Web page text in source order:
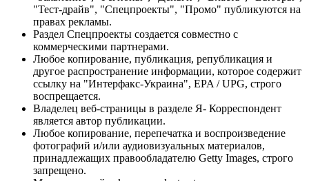
"Тест-драйв", "Спецпроекты", "Промо" публикуются на
правах рекламы.
Раздел Спецпроекты создается совместно с
коммерческими партнерами.
Любое копирование, публикация, републикация и
другое распространение информации, которое содержит
ссылку на "Интерфакс-Украина", EPA / UPG, строго
воспрещается.
Владелец веб-страницы в разделе Я- Корреспондент
является автор публикации.
Любое копирование, перепечатка и воспроизведение
фотографий и/или аудиовизуальных материалов,
принадлежащих правообладателю Getty Images, строго
запрещено.